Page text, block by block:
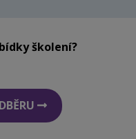
školení?